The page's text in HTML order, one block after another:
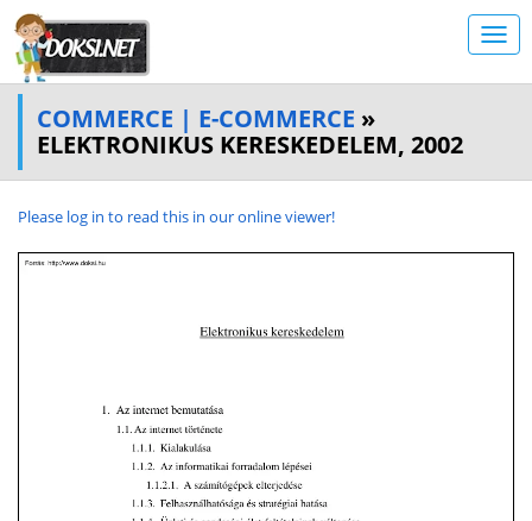
COMMERCE | E-COMMERCE »
ELEKTRONIKUS KERESKEDELEM, 2002
Please log in to read this in our online viewer!